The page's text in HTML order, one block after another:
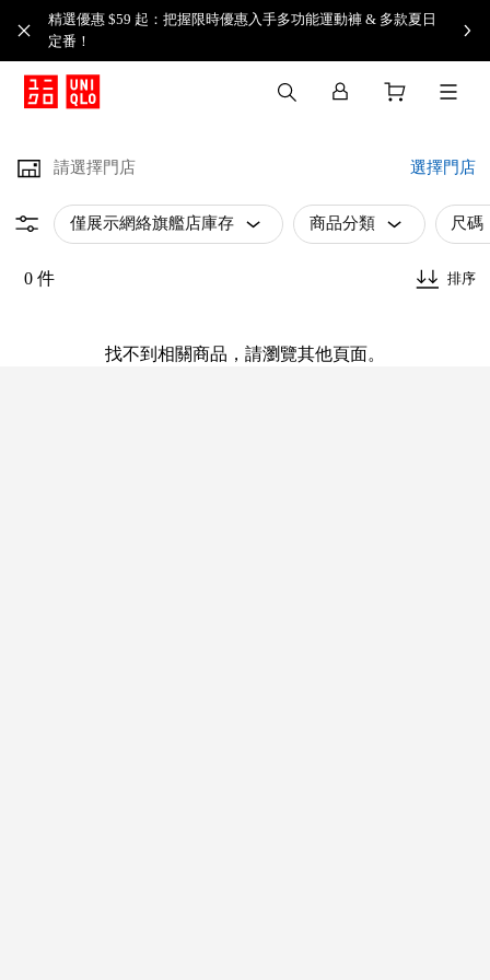
精選優惠 $59 起：把握限時優惠入手多功能運動褲 & 多款夏日
定番！​
請選擇門店 選擇門店
僅展示網絡旗艦店庫存 商品分類 尺碼
0 件 排序
找不到相關商品，請瀏覽其他頁面。